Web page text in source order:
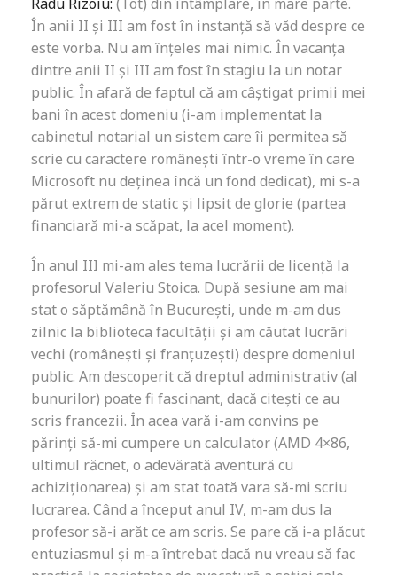
În anii II și III am fost în instanță să văd despre ce
este vorba. Nu am înțeles mai nimic. În vacanța
dintre anii II și III am fost în stagiu la un notar
public. În afară de faptul că am câștigat primii mei
bani în acest domeniu (i-am implementat la
cabinetul notarial un sistem care îi permitea să
scrie cu caractere românești într-o vreme în care
Microsoft nu deținea încă un fond dedicat), mi s-a
părut extrem de static și lipsit de glorie (partea
financiară mi-a scăpat, la acel moment).
În anul III mi-am ales tema lucrării de licență la
profesorul Valeriu Stoica. După sesiune am mai
stat o săptămână în București, unde m-am dus
zilnic la biblioteca facultății și am căutat lucrări
vechi (românești și franțuzești) despre domeniul
public. Am descoperit că dreptul administrativ (al
bunurilor) poate fi fascinant, dacă citești ce au
scris francezii. În acea vară i-am convins pe
părinți să-mi cumpere un calculator (AMD 4×86,
ultimul răcnet, o adevărată aventură cu
achiziționarea) și am stat toată vara să-mi scriu
lucrarea. Când a început anul IV, m-am dus la
profesor să-i arăt ce am scris. Se pare că i-a plăcut
entuziasmul și m-a întrebat dacă nu vreau să fac